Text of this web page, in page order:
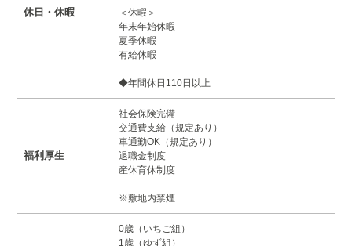
休日・休暇
＜休暇＞
年末年始休暇
夏季休暇
有給休暇
◆年間休日110日以上
福利厚生
社会保険完備
交通費支給（規定あり）
車通勤OK（規定あり）
退職金制度
産休育休制度
※敷地内禁煙
0歳（いちご組）
1歳（ゆず組）